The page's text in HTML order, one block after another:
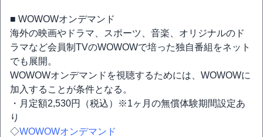
■ WOWOWオンデマンド
海外の映画やドラマ、スポーツ、音楽、オリジナルのド
ラマなど会員制TVのWOWOWで培った独自番組をネット
でも展開。
WOWOWオンデマンドを視聴するためには、WOWOWに
加入することが条件となる。
・月定額2,530円（税込）※1ヶ月の無償体験期間設定あ
り
◇WOWOWオンデマンド